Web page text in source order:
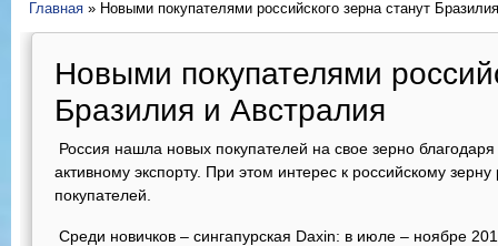
Главная » Новыми покупателями российского зерна станут
Новыми покупателями
Бразилия и Австралия
Россия нашла новых покупателей на свое зерно
активному экспорту. При этом интерес к российскому
покупателей.
Среди новичков – сингапурская Daxin: в июле – ноябре